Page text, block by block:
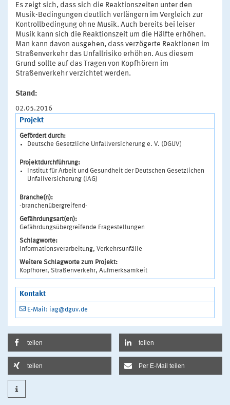
Es zeigt sich, dass sich die Reaktionszeiten unter den
Musik-Bedingungen deutlich verlängern im Vergleich zur
Kontrollbedingung ohne Musik. Auch bereits bei leiser
Musik kann sich die Reaktionszeit um die Hälfte erhöhen.
Man kann davon ausgehen, dass verzögerte Reaktionen im
Straßenverkehr das Unfallrisiko erhöhen. Aus diesem
Grund sollte auf das Tragen von Kopfhörern im
Straßenverkehr verzichtet werden.
Stand:
02.05.2016
Projekt
Gefördert durch:
Deutsche Gesetzliche Unfallversicherung e. V. (DGUV)
Projektdurchführung:
Institut für Arbeit und Gesundheit der Deutschen Gesetzlichen
Unfallversicherung (IAG)
Branche(n):
-branchenübergreifend-
Gefährdungsart(en):
Gefährdungsübergreifende Fragestellungen
Schlagworte:
Informationsverarbeitung, Verkehrsunfälle
Weitere Schlagworte zum Projekt:
Kopfhörer, Straßenverkehr, Aufmerksamkeit
Kontakt
E-Mail: iag@dguv.de
teilen teilen
teilen Per E-Mail teilen